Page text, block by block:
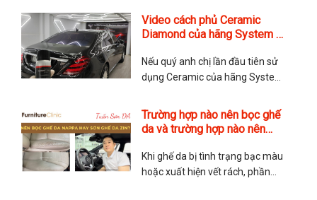
thêm dịch vụ sửa chữa nội thất,
sửa chữa ghế da hoặc sửa chữa
vụ. Hay những anh chị yêu thích
Video cách phủ Ceramic
Diamond của hãng System X
Nếu quý anh chị lần đầu tiên sử
dụng Ceramic của hãng System
phủ Ceramic này. TMA Store
hướng dẫn chi tiết cách phủ
Chúc quý anh chị có trải nghiệm
tuyệt vời với dòng Ceramic
Trường hợp nào nên bọc ghế
da và trường hợp nào nên
Khi ghế da bị tình trạng bạc màu
hoặc xuất hiện vết rách, phần